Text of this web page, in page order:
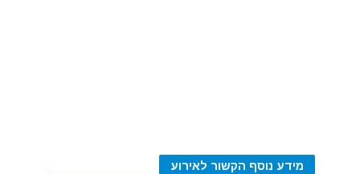
מידע נוסף הקשור לאירוע